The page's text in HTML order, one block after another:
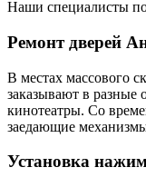
Наши специалисты
Ремонт дверей
В местах массового
заказывают в разные
кинотеатры. Со
заедающие
Установка